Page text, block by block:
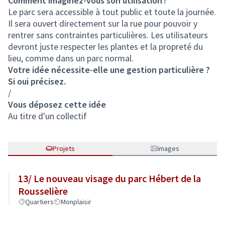
Le parc sera accessible à tout public et toute la journée.
Il sera ouvert directement sur la rue pour pouvoir y
rentrer sans contraintes particulières. Les utilisateurs
devront juste respecter les plantes et la propreté du
lieu, comme dans un parc normal.
Votre idée nécessite-elle une gestion particulière ?
Si oui précisez.
/
Vous déposez cette idée
Au titre d'un collectif
Projets Images
13/ Le nouveau visage du parc Hébert de la
Rousselière
Quartiers Monplaisir